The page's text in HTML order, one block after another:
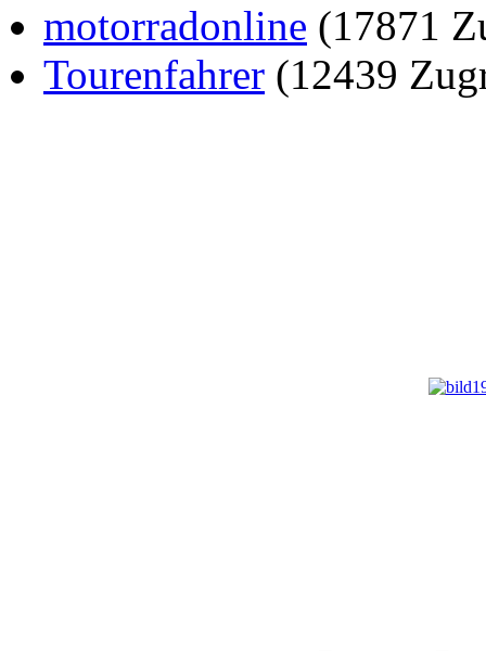
motorradonline (17871
Tourenfahrer (12439